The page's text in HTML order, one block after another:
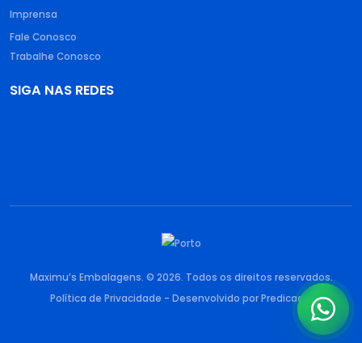
Imprensa
Fale Conosco
Trabalhe Conosco
SIGA NAS REDES
Maximu’s Embalagens. © 2026. Todos os direitos reservados.
Política de Privacidade - Desenvolvido porPredicado